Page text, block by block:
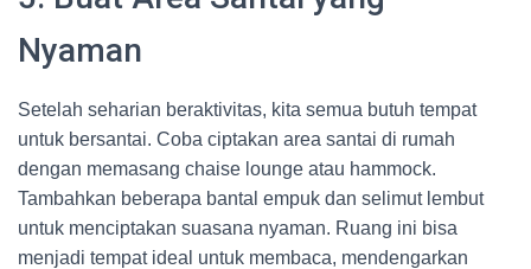
Nyaman
Setelah seharian beraktivitas, kita semua butuh tempat
untuk bersantai. Coba ciptakan area santai di rumah
dengan memasang chaise lounge atau hammock.
Tambahkan beberapa bantal empuk dan selimut lembut
untuk menciptakan suasana nyaman. Ruang ini bisa
menjadi tempat ideal untuk membaca, mendengarkan